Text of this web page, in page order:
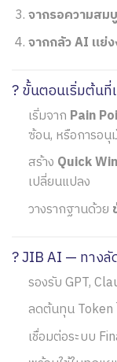
จากรอความสม
จากกลัว AI แย่
?️ ขั้นตอนเริ่มต้นที่
เริ่มจาก Pain
ซ้อน, หรือการอนุ
สร้าง Quick Win
เปลี่ยนแปลง
วางรากฐานด้วย
? JIB AI — ทาง
รองรับ GPT,
ลดต้นทุน Token
เชื่อมต่อระบบ